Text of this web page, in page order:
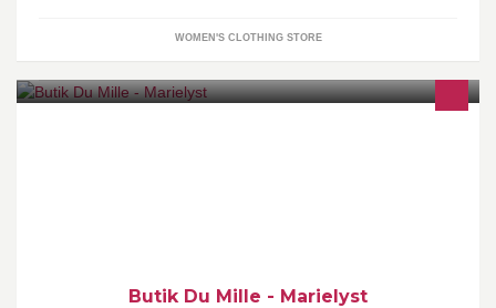
WOMEN'S CLOTHING STORE
Butik Du Mille - Marielyst